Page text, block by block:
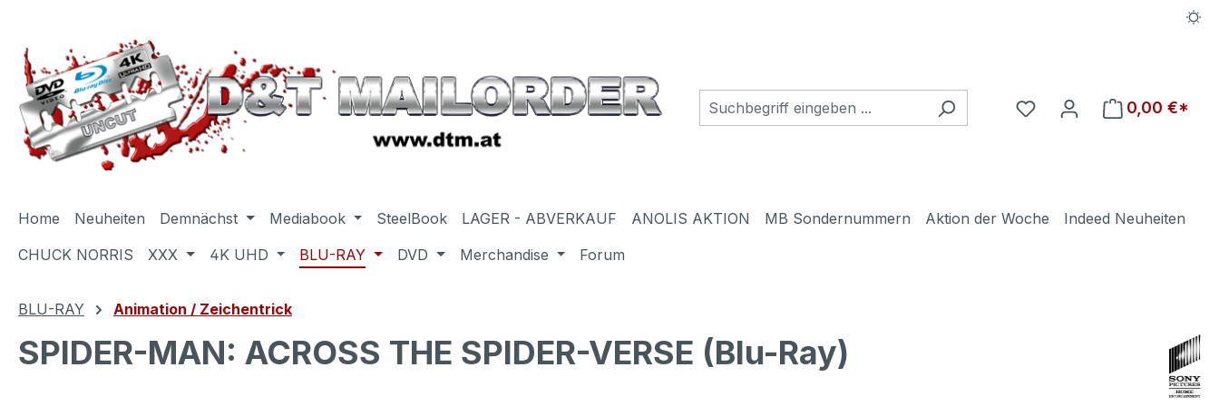
Du hast 0 Produkte auf
0,00 €*
Home Neuheiten Demnächst Mediabook SteelBook LAGER - ABVERKAUF ANOLIS AKTION MB Sondernummern Aktion der Woche
Indeed Neuheiten
CHUCK NORRIS
XXX 4K UHD BLU-RAY DVD Merchandise Forum
BLU-RAY Animation / Zeichentrick
SPIDER-MAN: ACROSS THE SPIDER-VERSE (Blu-Ray)